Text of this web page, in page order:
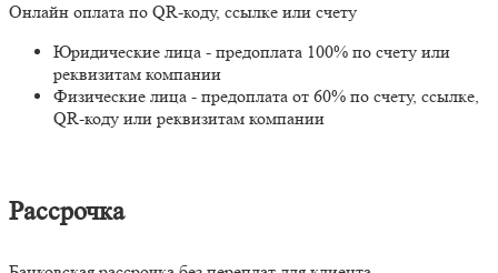
Онлайн оплата по QR-коду, ссылке или счету
Юридические лица - предоплата 100% по счету или
реквизитам компании
Физические лица - предоплата от 60% по счету, ссылке,
QR-коду или реквизитам компании
Рассрочка